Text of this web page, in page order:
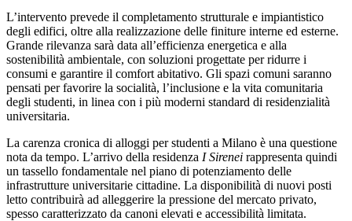
L’intervento prevede il completamento strutturale e impiantistico
degli edifici, oltre alla realizzazione delle finiture interne ed esterne.
Grande rilevanza sarà data all’efficienza energetica e alla
sostenibilità ambientale, con soluzioni progettate per ridurre i
consumi e garantire il comfort abitativo. Gli spazi comuni saranno
pensati per favorire la socialità, l’inclusione e la vita comunitaria
degli studenti, in linea con i più moderni standard di residenzialità
universitaria.
La carenza cronica di alloggi per studenti a Milano è una questione
nota da tempo. L’arrivo della residenza I Sirenei rappresenta quindi
un tassello fondamentale nel piano di potenziamento delle
infrastrutture universitarie cittadine. La disponibilità di nuovi posti
letto contribuirà ad alleggerire la pressione del mercato privato,
spesso caratterizzato da canoni elevati e accessibilità limitata.